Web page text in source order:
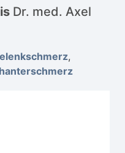
Dr. med. Axel
,